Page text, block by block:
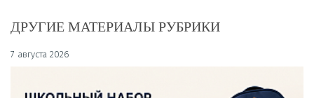
ДРУГИЕ МАТЕРИАЛЫ РУБРИКИ
7 августа 2026